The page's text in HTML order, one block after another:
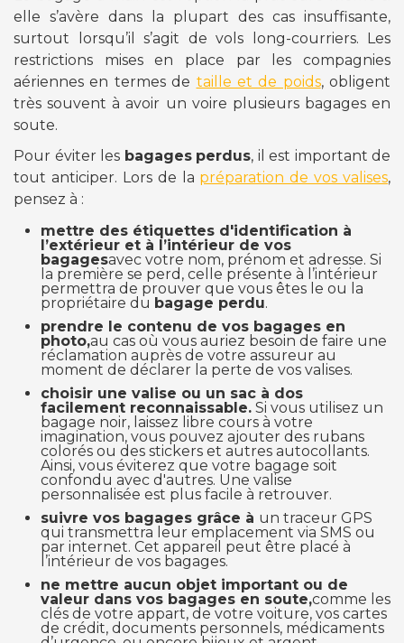
elle s’avère dans la plupart des cas insuffisante,
surtout lorsqu’il s’agit de vols long-courriers. Les
restrictions mises en place par les compagnies
aériennes en termes de taille et de poids, obligent
très souvent à avoir un voire plusieurs bagages en
soute.
Pour éviter les bagages perdus, il est important de
tout anticiper. Lors de la préparation de vos valises,
pensez à :
mettre des étiquettes d'identification à
l’extérieur et à l’intérieur de vos
bagagesavec votre nom, prénom et adresse. Si
la première se perd, celle présente à l’intérieur
permettra de prouver que vous êtes le ou la
propriétaire du bagage perdu.
prendre le contenu de vos bagages en
photo,au cas où vous auriez besoin de faire une
réclamation auprès de votre assureur au
moment de déclarer la perte de vos valises.
choisir une valise ou un sac à dos
facilement reconnaissable. Si vous utilisez un
bagage noir, laissez libre cours à votre
imagination, vous pouvez ajouter des rubans
colorés ou des stickers et autres autocollants.
Ainsi, vous éviterez que votre bagage soit
confondu avec d'autres. Une valise
personnalisée est plus facile à retrouver.
suivre vos bagages grâce à un traceur GPS
qui transmettra leur emplacement via SMS ou
par internet. Cet appareil peut être placé à
l’intérieur de vos bagages.
ne mettre aucun objet important ou de
valeur dans vos bagages en soute,comme les
clés de votre appart, de votre voiture, vos cartes
de crédit, documents personnels, médicaments